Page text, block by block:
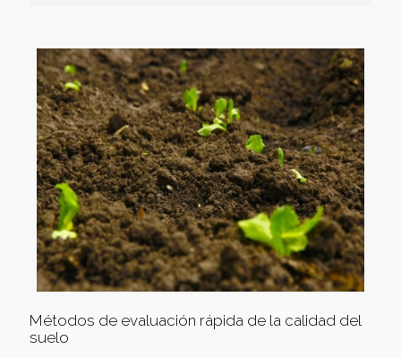
Métodos de evaluación rápida de la calidad del
suelo